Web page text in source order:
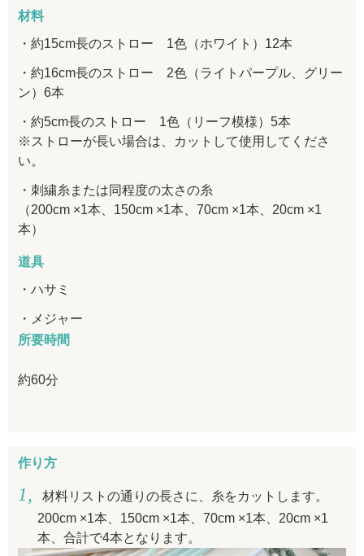
材料
約15cm長のストロー 1色（ホワイト）12本
約16cm長のストロー 2色（ライトパープル、グリー
ン）6本
約5cm長のストロー 1色（リーフ模様）5本
※ストローが長い場合は、カットして使用してくださ
い。
刺繍糸または同程度の太さの糸
（200cm ×1本、150cm ×1本、70cm ×1本、20cm ×1
本）
道具
ハサミ
メジャー
所要時間
約60分
作り方
材料リストの通りの長さに、糸をカットします。
200cm ×1本、150cm ×1本、70cm ×1本、20cm ×1
本、合計で4本となります。